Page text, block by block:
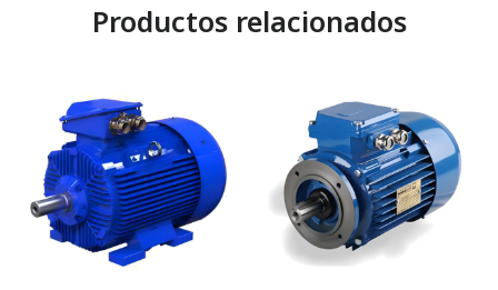
Productos relacionados